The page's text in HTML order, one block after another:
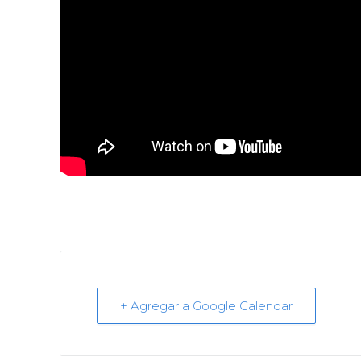
+ Agregar a Google Calendar